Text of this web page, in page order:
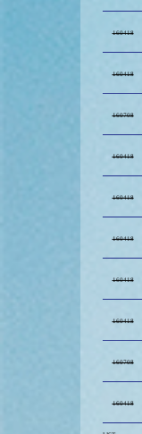
160418
160418
160708
160418
160418
160418
160418
160418
160708
160418